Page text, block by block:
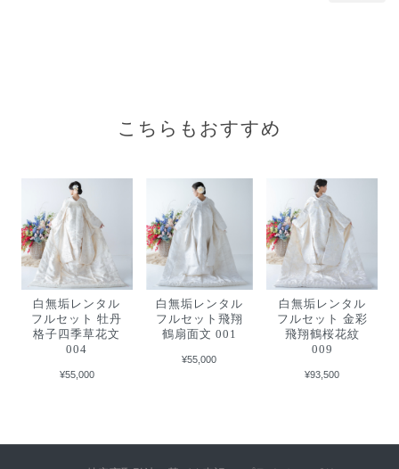
こちらもおすすめ
白無垢レンタル
フルセット 牡丹
格子四季草花文
004
¥55,000
白無垢レンタル
フルセット飛翔
鶴扇面文 001
¥55,000
白無垢レンタル
フルセット 金彩
飛翔鶴桜花紋
009
¥93,500